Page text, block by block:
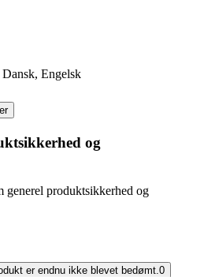
Engelsk
og
produktsikkerhed og
er endnu ikke blevet bedømt. 0